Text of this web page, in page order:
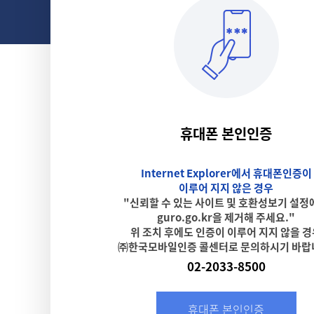
휴대폰 본인인증
Internet Explorer에서 휴대폰인증이
이루어 지지 않은 경우
"신뢰할 수 있는 사이트 및 호환성보기 설정
guro.go.kr을 제거해 주세요."
위 조치 후에도 인증이 이루어 지지 않을
㈜한국모바일인증 콜센터로 문의하시기 바
02-2033-8500
휴대폰 본인인증